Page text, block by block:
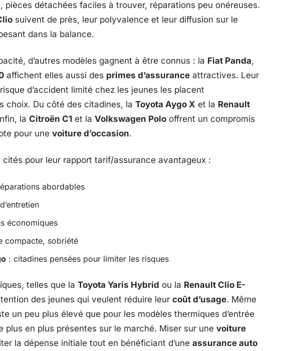
pièces détachées faciles à trouver, réparations peu onéreuses.
suivent de près, leur polyvalence et leur diffusion sur le
dans la balance.
d’autres modèles gagnent à être connus : la Fiat Panda,
affichent elles aussi des primes d’assurance attractives. Leur
d’accident limité chez les jeunes les placent
choix. Du côté des citadines, la Toyota Aygo X et la Renault
la Citroën C1 et la Volkswagen Polo offrent un compromis
pour une voiture d’occasion.
pour leur rapport tarif/assurance avantageux :
abordables
économiques
compacte, sobriété
: citadines pensées pour limiter les risques
telles que la Toyota Yaris Hybrid ou la Renault Clio E-
des jeunes qui veulent réduire leur coût d’usage. Même
un peu plus élevé que pour les modèles thermiques d’entrée
plus en plus présentes sur le marché. Miser sur une voiture
la dépense initiale tout en bénéficiant d’une assurance auto